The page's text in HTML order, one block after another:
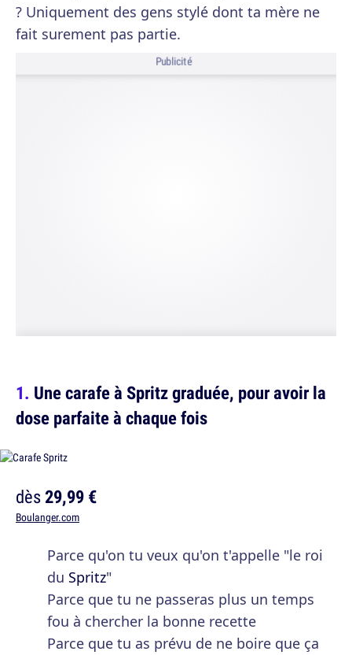
? Uniquement des gens stylé dont ta mère ne
fait surement pas partie.
Publicité
Une carafe à Spritz graduée, pour avoir la
dose parfaite à chaque fois
dès29,99 €
Boulanger.com
Parce qu'on tu veux qu'on t'appelle "le roi
du Spritz"
Parce que tu ne passeras plus un temps
fou à chercher la bonne recette
Parce que tu as prévu de ne boire que ça